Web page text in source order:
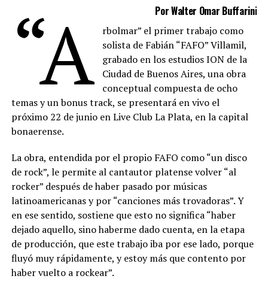
Por Walter Omar Buffarini
“A
rbolmar” el primer trabajo como
solista de Fabián “FAFO” Villamil,
grabado en los estudios ION de la
Ciudad de Buenos Aires, una obra
conceptual compuesta de ocho
temas y un bonus track, se presentará en vivo el
próximo 22 de junio en Live Club La Plata, en la capital
bonaerense.
La obra, entendida por el propio FAFO como “un disco
de rock”, le permite al cantautor platense volver “al
rocker” después de haber pasado por músicas
latinoamericanas y por “canciones más trovadoras”. Y
en ese sentido, sostiene que esto no significa “haber
dejado aquello, sino haberme dado cuenta, en la etapa
de producción, que este trabajo iba por ese lado, porque
fluyó muy rápidamente, y estoy más que contento por
haber vuelto a rockear”.